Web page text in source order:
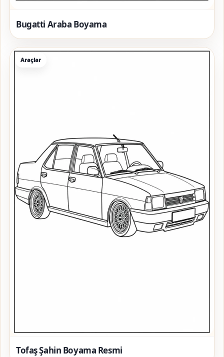
Bugatti Araba Boyama
Araçlar
Tofaş Şahin Boyama Resmi